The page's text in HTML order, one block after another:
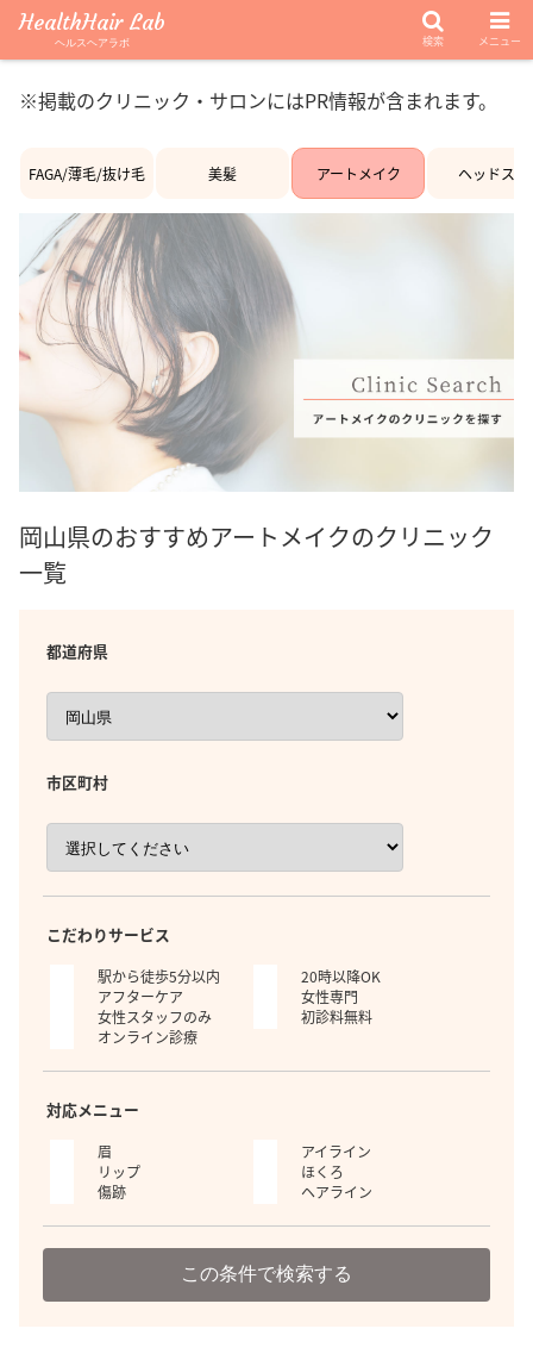
※掲載のクリニック・サロンにはPR情報が含まれます。
FAGA/薄毛/抜け毛 美髪 アートメイク ヘッドスパ
岡山県のおすすめアートメイクのクリニック
一覧
都道府県
市区町村
こだわりサービス
駅から徒歩5分以内
20時以降OK
アフターケア
女性専門
女性スタッフのみ
初診料無料
オンライン診療
対応メニュー
眉
アイライン
リップ
ほくろ
傷跡
ヘアライン
この条件で検索する
HealthHair Lab
ヘルスヘアラボ 検索 メニュー